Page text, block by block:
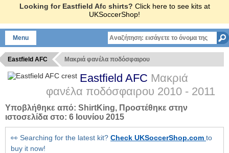
Looking for Eastfield Afc shirts? Click here to see kits at
UKSoccerShop!
Menu
Eastfield AFC Μακριά φανέλα ποδόσφαιρου
Eastfield AFC Μακριά
φανέλα ποδόσφαιρου 2010 - 2011
Υποβλήθηκε από: ShirtKing, Προστέθηκε στην
ιστοσελίδα στο: 6 Ιουνίου 2015
👀 Searching for the latest kit? Check UKSoccerShop.com to
buy it now!